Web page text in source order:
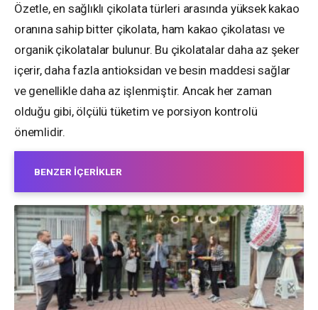
Özetle, en sağlıklı çikolata türleri arasında yüksek kakao
oranına sahip bitter çikolata, ham kakao çikolatası ve
organik çikolatalar bulunur. Bu çikolatalar daha az şeker
içerir, daha fazla antioksidan ve besin maddesi sağlar
ve genellikle daha az işlenmiştir. Ancak her zaman
olduğu gibi, ölçülü tüketim ve porsiyon kontrolü
önemlidir.
BENZER İÇERIKLER